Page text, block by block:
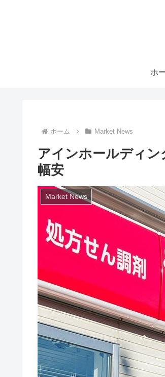
ホ
ホーム Market News
アインホールディン
幅安
Market News